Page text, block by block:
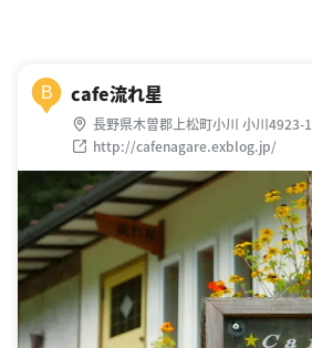
B cafe流れ星
長野県木曽郡上松町小川 小川4923-1
http://cafenagare.exblog.jp/